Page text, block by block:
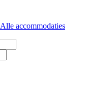
Alle accommodaties